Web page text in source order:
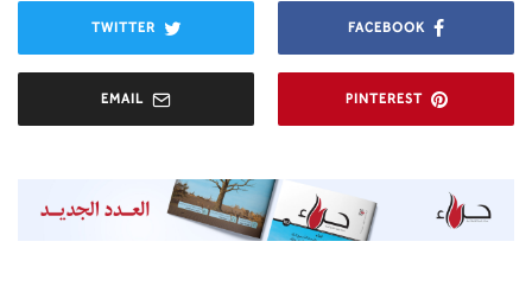
FACEBOOK
TWITTER
PINTEREST
EMAIL